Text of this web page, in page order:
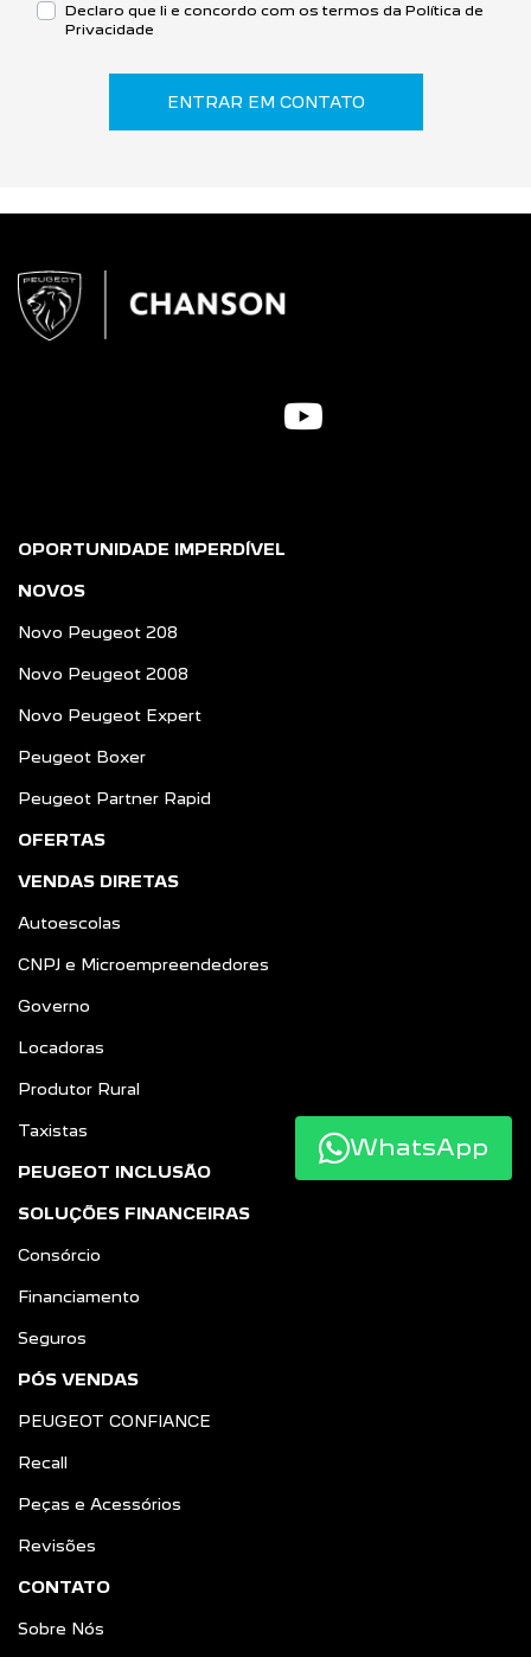
Declaro que li e concordo com os termos da Política de
Privacidade
ENTRAR EM CONTATO
OPORTUNIDADE IMPERDÍVEL
NOVOS
Novo Peugeot 208
Novo Peugeot 2008
Novo Peugeot Expert
Peugeot Boxer
Peugeot Partner Rapid
OFERTAS
VENDAS DIRETAS
Autoescolas
CNPJ e Microempreendedores
Governo
Locadoras
Produtor Rural
Taxistas
PEUGEOT INCLUSÃO
SOLUÇÕES FINANCEIRAS
Consórcio
Financiamento
Seguros
PÓS VENDAS
PEUGEOT CONFIANCE
Recall
Peças e Acessórios
Revisões
CONTATO
Sobre Nós
WhatsApp